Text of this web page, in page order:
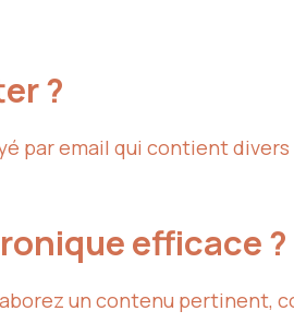
?
par email qui contient
efficace ?
un contenu pertinent,